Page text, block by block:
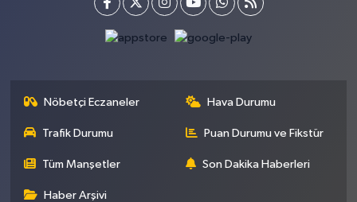
Nöbetçi Eczaneler Hava Durumu
Trafik Durumu Puan Durumu ve Fikstür
Tüm Manşetler Son Dakika Haberleri
Haber Arşivi